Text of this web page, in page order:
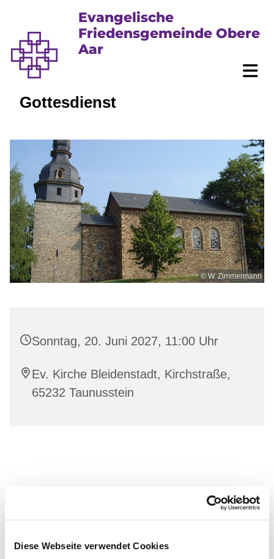
Diese Webseite verwendet Cookies
Evangelische
Friedensgemeinde Obere
Aar
Gottesdienst
© W. Zimmermann
Sonntag, 20. Juni 2027, 11:00 Uhr
Ev. Kirche Bleidenstadt, Kirchstraße,
65232 Taunusstein